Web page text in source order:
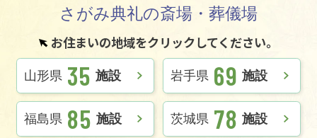
さがみ典礼の斎場・葬儀場
お住まいの地域をクリックしてください。
山形県 35 施設 岩手県 69 施設
福島県 85 施設 茨城県 78 施設